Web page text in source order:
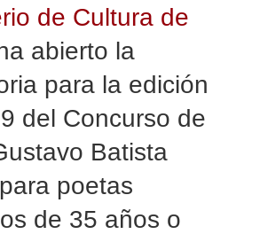
de Cultura de
abierto la
para la edición
del Concurso de
Batista
poetas
de 35 años o